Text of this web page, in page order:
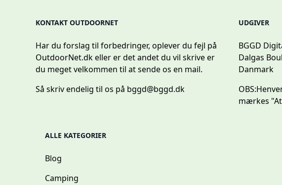
KONTAKT OUTDOORNET
Har du forslag til forbedringer, oplever du fejl på
OutdoorNet.dk eller er det andet du vil skrive er
du meget velkommen til at sende os en mail.
Så skriv endelig til os på bggd@bggd.dk
UDGIVER
BGGD
Dalgas
Danmark
OBS:
mærkes
ALLE KATEGORIER
Blog
Camping